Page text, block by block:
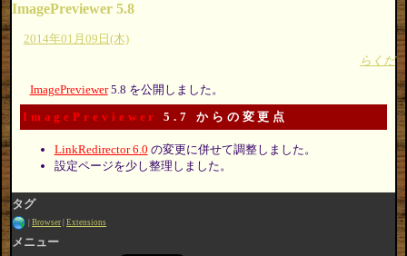
ImagePreviewer 5.8
2014年01月09日(木)
らくだ
ImagePreviewer5.8 を公開しました。
ImagePreviewer 5.7 からの変更点
LinkRedirector 6.0 の変更に併せて調整しました。
設定ページを少し整理しました。
タグ
Browser Extensions
メニュー